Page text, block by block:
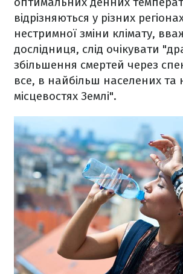
відрізняються у різних
нестримної зміни клімату,
дослідниця, слід очікувати
збільшення смертей через
все, в найбільш населених та
місцевостях Землі".